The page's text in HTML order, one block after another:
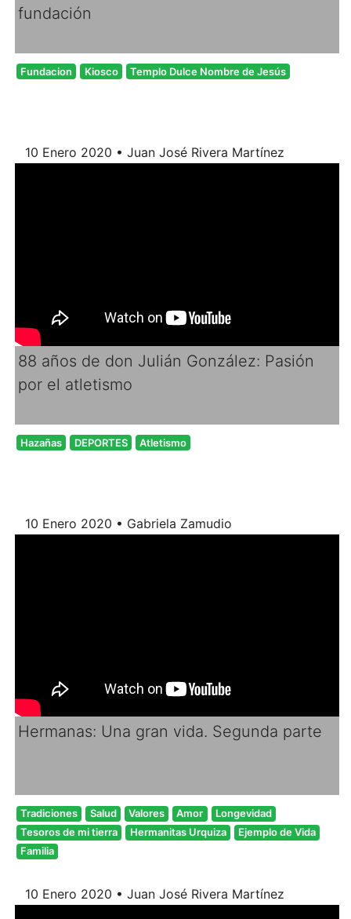
fundación
Fundacion Kiosco Templo Dulce Nombre de Jesús
10 Enero 2020 • Juan José Rivera Martínez
88 años de don Julián González: Pasión
por el atletismo
Hazañas DEPORTES Atletismo
10 Enero 2020 • Gabriela Zamudio
Hermanas: Una gran vida. Segunda parte
Tradiciones Salud Valores Amor
Longevidad
Tesoros de mi tierra
Hermanitas Urquiza
Ejemplo de Vida
Familia
10 Enero 2020 • Juan José Rivera Martínez